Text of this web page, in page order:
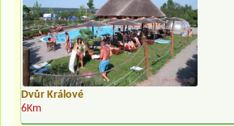
Dvůr Králové
6Km